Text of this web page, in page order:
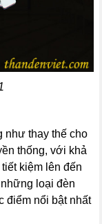
như thay thế cho
thống, với khả
kiệm lên đến
loại đèn
điểm nổi bật nhất